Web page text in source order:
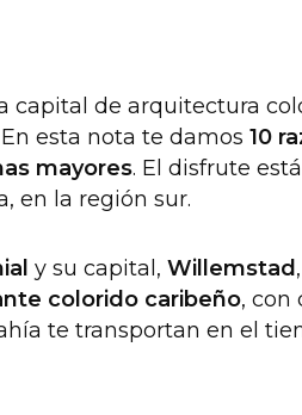
capital de arquitectura
esta nota te damos 10
mayores. El disfrute
en la región sur.
y su capital, Willemstad
colorido caribeño, con
te transportan en el